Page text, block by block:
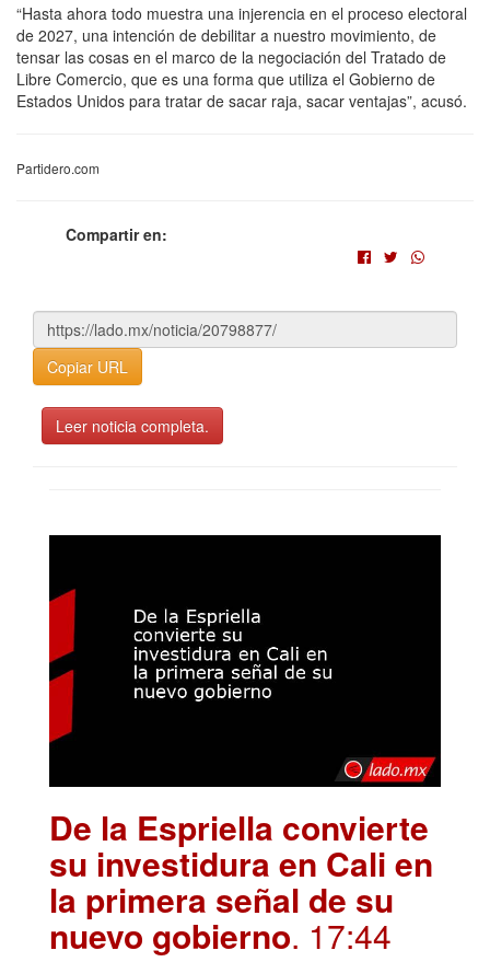
“Hasta ahora todo muestra una injerencia en el proceso electoral
de 2027, una intención de debilitar a nuestro movimiento, de
tensar las cosas en el marco de la negociación del Tratado de
Libre Comercio, que es una forma que utiliza el Gobierno de
Estados Unidos para tratar de sacar raja, sacar ventajas”, acusó.
Partidero.com
Compartir en:
Copiar URL
Leer noticia completa.
De la Espriella convierte
su investidura en Cali en
la primera señal de su
nuevo gobierno. 17:44